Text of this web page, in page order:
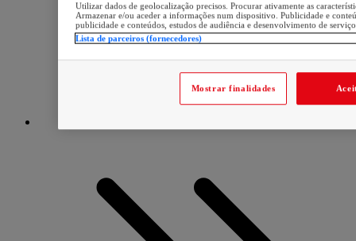
Utilizar dados de geolocalização precisos. Procurar ativamente as
Armazenar e/ou aceder a informações num dispositivo. Publicidade e
publicidade e conteúdos, estudos de audiência e desenvolvimento de
Lista de parceiros (fornecedores)
Mostrar finalidades